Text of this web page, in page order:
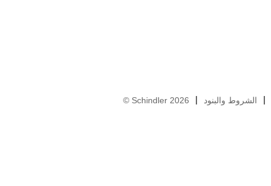
© Schindler 2026 الشروط والبنود